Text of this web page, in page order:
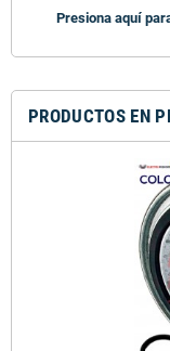
Presiona aquí
PRODUCTOS EN